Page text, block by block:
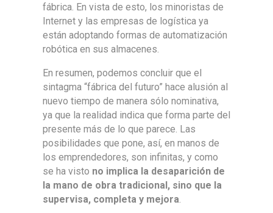
fábrica. En vista de esto, los minoristas de
Internet y las empresas de logística ya
están adoptando formas de automatización
robótica en sus almacenes.
En resumen, podemos concluir que el
sintagma “fábrica del futuro” hace alusión al
nuevo tiempo de manera sólo nominativa,
ya que la realidad indica que forma parte del
presente más de lo que parece. Las
posibilidades que pone, así, en manos de
los emprendedores, son infinitas, y como
se ha visto no implica la desaparición de
la mano de obra tradicional, sino que la
supervisa, completa y mejora